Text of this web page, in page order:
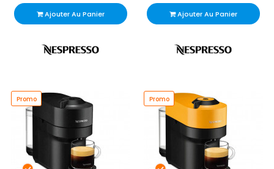
Ajouter Au Panier Ajouter Au Panier
Promo Promo